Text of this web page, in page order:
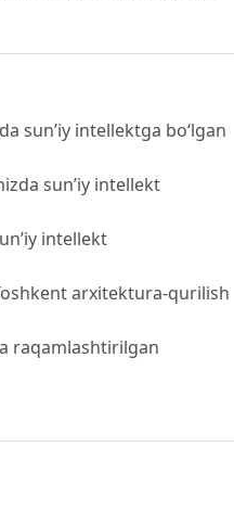
sun’iy intellektga bo‘lgan
sun’iy intellekt
intellekt
arxitektura-qurilish
raqamlashtirilgan